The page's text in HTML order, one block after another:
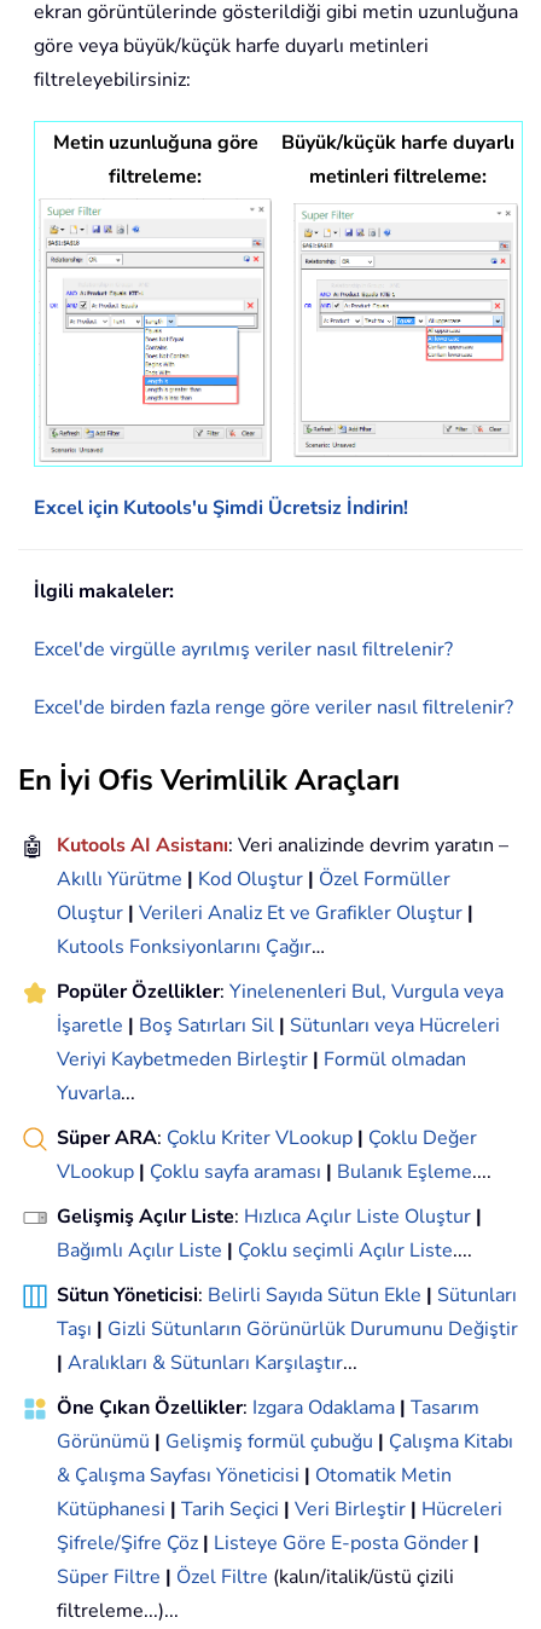
ekran görüntülerinde gösterildiği gibi metin uzunluğuna
göre veya büyük/küçük harfe duyarlı metinleri
filtreleyebilirsiniz:
Metin uzunluğuna göre
filtreleme:
Büyük/küçük harfe duyarlı
metinleri filtreleme:
Excel için Kutools'u Şimdi Ücretsiz İndirin!
İlgili makaleler:
Excel'de virgülle ayrılmış veriler nasıl filtrelenir?
Excel'de birden fazla renge göre veriler nasıl filtrelenir?
En İyi Ofis Verimlilik Araçları
🤖 Kutools AI Asistanı: Veri analizinde devrim yaratın –
Akıllı Yürütme | Kod Oluştur | Özel Formüller
Oluştur | Verileri Analiz Et ve Grafikler Oluştur |
Kutools Fonksiyonlarını Çağır…
Popüler Özellikler: Yinelenenleri Bul, Vurgula veya
İşaretle | Boş Satırları Sil | Sütunları veya Hücreleri
Veriyi Kaybetmeden Birleştir | Formül olmadan
Yuvarla...
Süper ARA: Çoklu Kriter VLookup | Çoklu Değer
VLookup | Çoklu sayfa araması | Bulanık Eşleme....
Gelişmiş Açılır Liste: Hızlıca Açılır Liste Oluştur |
Bağımlı Açılır Liste | Çoklu seçimli Açılır Liste....
Sütun Yöneticisi: Belirli Sayıda Sütun Ekle | Sütunları
Taşı | Gizli Sütunların Görünürlük Durumunu Değiştir
| Aralıkları & Sütunları Karşılaştır...
Öne Çıkan Özellikler: Izgara Odaklama | Tasarım
Görünümü | Gelişmiş formül çubuğu | Çalışma Kitabı
& Çalışma Sayfası Yöneticisi | Otomatik Metin
Kütüphanesi | Tarih Seçici | Veri Birleştir | Hücreleri
Şifrele/Şifre Çöz | Listeye Göre E-posta Gönder |
Süper Filtre | Özel Filtre (kalın/italik/üstü çizili
filtreleme...)...